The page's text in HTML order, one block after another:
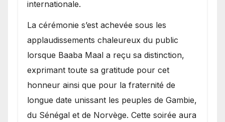
internationale.
​La cérémonie s’est achevée sous les
applaudissements chaleureux du public
lorsque Baaba Maal a reçu sa distinction,
exprimant toute sa gratitude pour cet
honneur ainsi que pour la fraternité de
longue date unissant les peuples de Gambie,
du Sénégal et de Norvège. Cette soirée aura